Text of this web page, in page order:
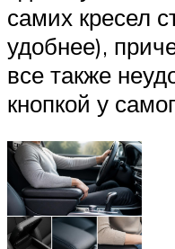
самих кресел
удобнее),
все также
кнопкой у